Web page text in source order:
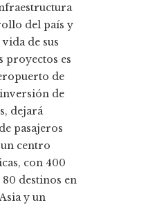
del país y
de sus
proyectos es
de
de
dejará
pasajeros
un centro
con 400
destinos en
y un